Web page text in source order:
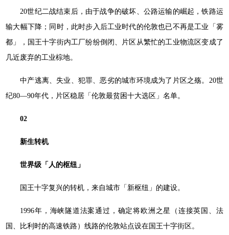
20世纪二战结束后，由于战争的破坏、公路运输的崛起，铁路运
输大幅下降；同时，此时步入后工业时代的伦敦也已不再是工业「雾
都」，国王十字街内工厂纷纷倒闭、片区从繁忙的工业物流区变成了
几近废弃的工业棕地。
中产逃离、失业、犯罪、恶劣的城市环境成为了片区之殇。20世
纪80—90年代，片区稳居「伦敦最贫困十大选区」名单。
02
新生转机
世界级「人的枢纽」
国王十字复兴的转机，来自城市「新枢纽」的建设。
1996年，海峡隧道法案通过，确定将欧洲之星（连接英国、法
国、比利时的高速铁路）线路的伦敦站点设在国王十字街区。